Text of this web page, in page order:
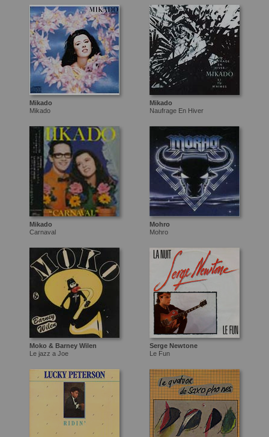
Mikado
Mikado
Mikado
Naufrage En Hiver
Mikado
Carnaval
Mohro
Mohro
Moko & Barney Wilen
Le jazz a Joe
Serge Newtone
Le Fun